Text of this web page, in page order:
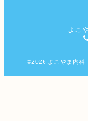
よこ
©2026 よこやま内科